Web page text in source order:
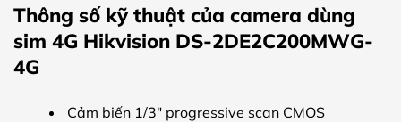
Thông số kỹ thuật của camera dùng
sim 4G Hikvision DS-2DE2C200MWG-
4G
Cảm biến 1/3″ progressive scan CMOS